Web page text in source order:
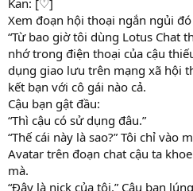
Xem đoạn hội thoại ngắn ngủi
“Từ bao giờ tôi dùng Lotus Chat
nhớ trong điện thoại của cậu
dụng giao lưu trên mạng xã hội
kết bạn với cô gái nào cả.
Cậu bạn gật đầu:
“Thì cậu có sử dụng đâu.”
“Thế cái này là sao?” Tôi chỉ vào
Avatar trên đoạn chat cậu ta
mà.
“Đây là nick của tôi.” Cậu bạn